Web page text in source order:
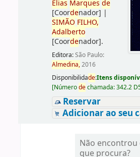
Elias Marques de
[Coordenador] |
SIMÃO FILHO,
Adalberto
[Coordenador].
Editora:São Paulo:
Almedina,2016
Disponibilidade:Itens
[Númerodechamada:342.2
Reservar
Adicionar ao seu
Não encontrou
que procura?